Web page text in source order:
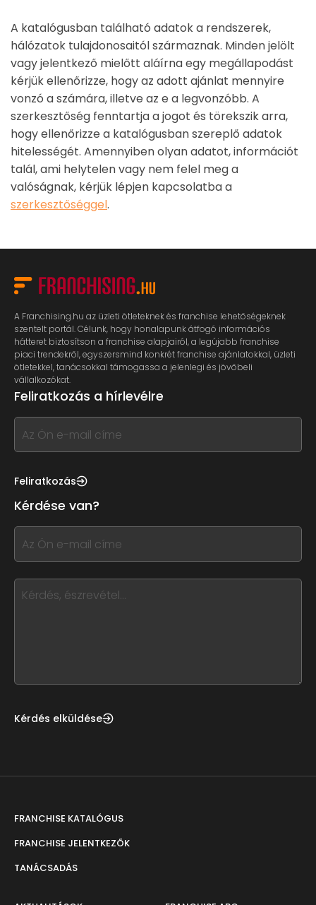
A katalógusban található adatok a rendszerek,
hálózatok tulajdonosaitól származnak. Minden jelölt
vagy jelentkező mielőtt aláírna egy megállapodást
kérjük ellenőrizze, hogy az adott ajánlat mennyire
vonzó a számára, illetve az e a legvonzóbb. A
szerkesztőség fenntartja a jogot és törekszik arra,
hogy ellenőrizze a katalógusban szereplő adatok
hitelességét. Amennyiben olyan adatot, információt
talál, ami helytelen vagy nem felel meg a
valóságnak, kérjük lépjen kapcsolatba a
szerkesztőséggel.
A Franchising.hu az üzleti ötleteknek és franchise lehetőségeknek
szentelt portál. Célunk, hogy honalapunk átfogó információs
hátteret biztosítson a franchise alapjairól, a legújabb franchise
piaci trendekről, egyszersmind konkrét franchise ajánlatokkal, üzleti
ötletekkel, tanácsokkal támogassa a jelenlegi és jövőbeli
vállalkozókat.
Feliratkozás a hírlevélre
If
you
this,
this
form
field
blank
Feliratkozás
Kérdése van?
If
you
this,
Kérdés elküldése
FRANCHISE KATALÓGUS
FRANCHISE JELENTKEZŐK
TANÁCSADÁS